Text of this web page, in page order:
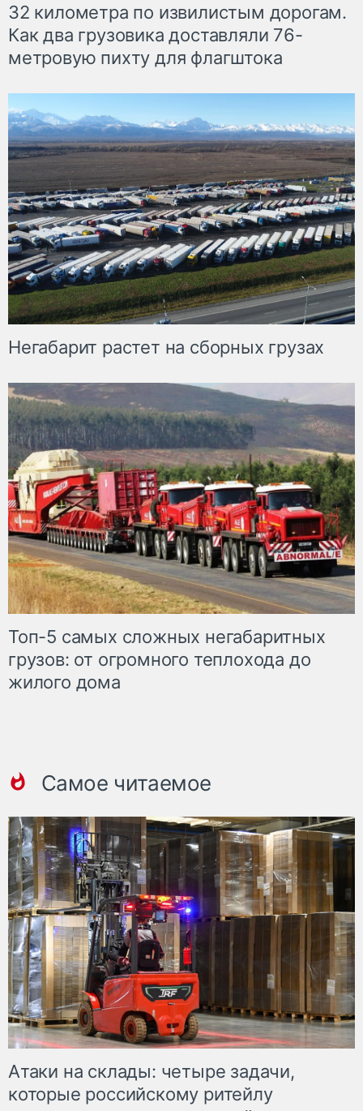
32 километра по извилистым дорогам.
Как два грузовика доставляли 76-
метровую пихту для флагштока
Негабарит растет на сборных грузах
Топ-5 самых сложных негабаритных
грузов: от огромного теплохода до
жилого дома
Самое читаемое
Атаки на склады: четыре задачи,
которые российскому ритейлу